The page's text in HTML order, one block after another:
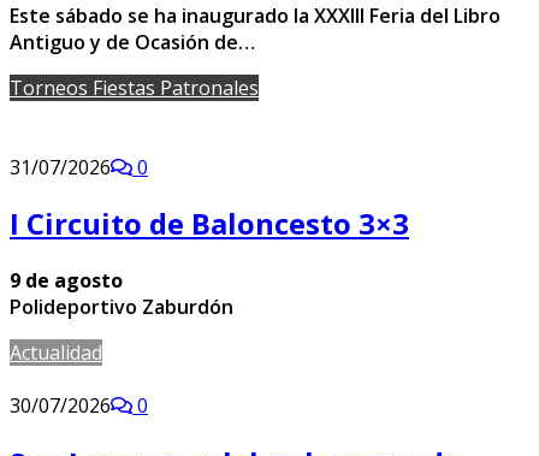
Este sábado se ha inaugurado la XXXIII Feria del Libro
Antiguo y de Ocasión de…
Torneos Fiestas Patronales
31/07/2026 0
I Circuito de Baloncesto 3×3
9 de agosto
Polideportivo Zaburdón
Actualidad
30/07/2026
0